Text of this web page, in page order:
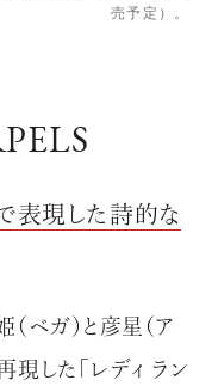
売予定）。
表現した詩的な
ベガ）と彦星（ア
した「レディ ラン